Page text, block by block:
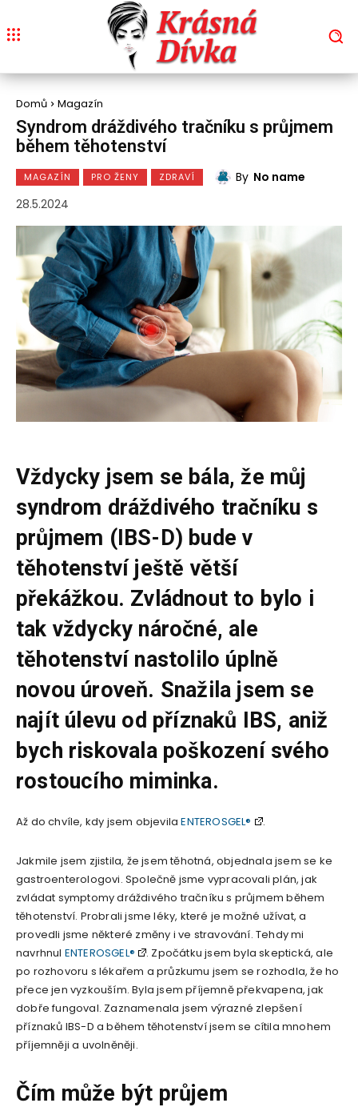
Domů Magazín
Syndrom dráždivého tračníku s průjmem
během těhotenství
MAGAZÍN PRO ŽENY ZDRAVÍ By No name
28.5.2024
Vždycky jsem se bála, že můj
syndrom dráždivého tračníku s
průjmem (IBS-D) bude v
těhotenství ještě větší
překážkou. Zvládnout to bylo i
tak vždycky náročné, ale
těhotenství nastolilo úplně
novou úroveň. Snažila jsem se
najít úlevu od příznaků IBS, aniž
bych riskovala poškození svého
rostoucího miminka.
Až do chvíle, kdy jsem objevilaENTEROSGEL® .
Jakmile jsem zjistila, že jsem těhotná, objednala jsem se ke
gastroenterologovi. Společně jsme vypracovali plán, jak
zvládat symptomy dráždivého tračníku s průjmem během
těhotenství. Probrali jsme léky, které je možné užívat, a
provedli jsme některé změny i ve stravování. Tehdy mi
navrhnul ENTEROSGEL®
. Zpočátku jsem byla skeptická, ale
po rozhovoru s lékařem a průzkumu jsem se rozhodla, že ho
přece jen vyzkouším. Byla jsem příjemně překvapena, jak
dobře fungoval. Zaznamenala jsem výrazné zlepšení
příznaků IBS-D a během těhotenství jsem se cítila mnohem
příjemněji a uvolněněji.
Čím může být průjem